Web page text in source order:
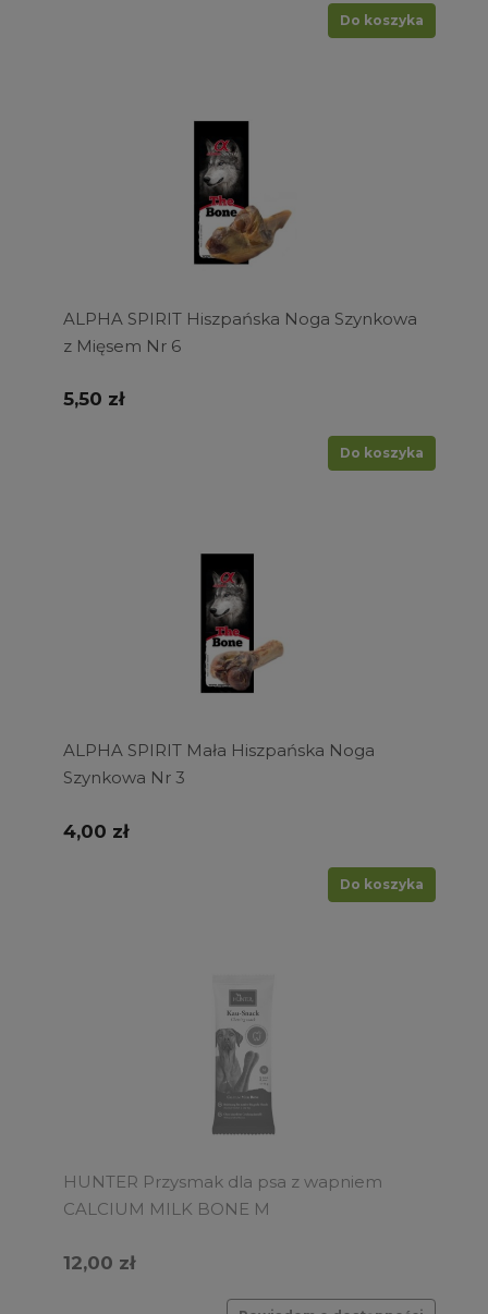
Do koszyka
ALPHA SPIRIT Hiszpańska Noga Szynkowa
z Mięsem Nr 6
5,50 zł
Do koszyka
ALPHA SPIRIT Mała Hiszpańska Noga
Szynkowa Nr 3
4,00 zł
Do koszyka
HUNTER Przysmak dla psa z wapniem
CALCIUM MILK BONE M
12,00 zł